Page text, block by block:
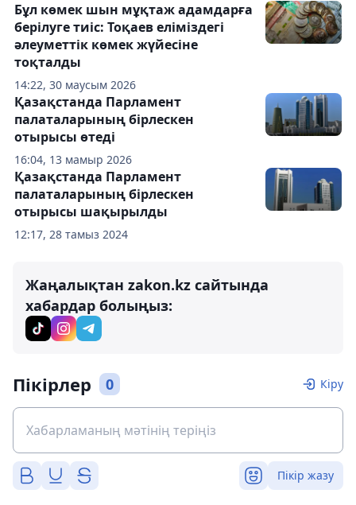
14:22, 30 маусым 2026
Бұл көмек шын мұқтаж адамдарға
берілуге тиіс: Тоқаев еліміздегі
әлеуметтік көмек жүйесіне
тоқталды
16:04, 13 мамыр 2026
Қазақстанда Парламент
палаталарының бірлескен
отырысы өтеді
12:17, 28 тамыз 2024
Қазақстанда Парламент
палаталарының бірлескен
отырысы шақырылды
Жаңалықтан zakon.kz сайтында
хабардар болыңыз:
Пікірлер 0 Кіру
Пікір жазу